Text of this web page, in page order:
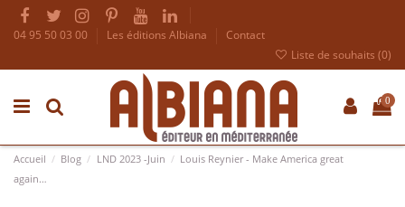
04 95 50 03 00 Les éditions Albiana
Contact
Liste de souhaits (0)
0
Accueil Blog LND 2023 -Juin
Louis Reynier - Make America great
again…